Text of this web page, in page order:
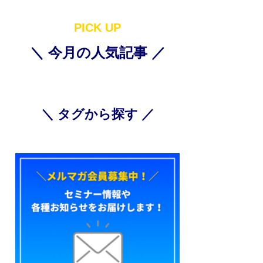
PICK UP
＼ 今月の人気記事 ／
＼ タグから探す ／